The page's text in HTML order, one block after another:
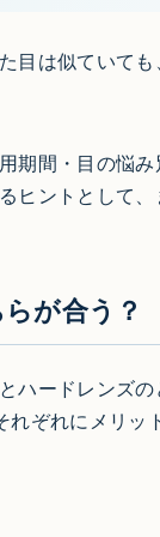
目は似ていて
期間・目の悩
ントとして
が合う？
ハードレンズ
ぞれにメリッ